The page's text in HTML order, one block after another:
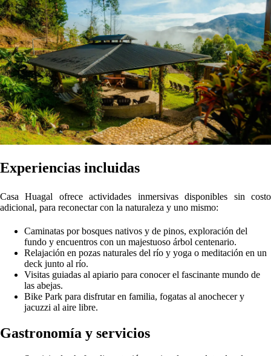
Visitas guiadas al apiario para conocer el fascinante mundo de
las abejas.
Bike Park para disfrutar en familia, fogatas al anochecer y
jacuzzi al aire libre.
Gastronomía y servicios
Servicio de chef y alimentación opcional, con platos locales
como tallarines a la huancaína, lomo saltado o asado
oxapampino y noches de pizza.
Limpieza diaria y bienestar, con acceso a internet Wi‑Fi, agua
caliente y espacios comunes como el Club House.
Estacionamiento y acceso libre en todo el predio.
Testimonios de huéspedes